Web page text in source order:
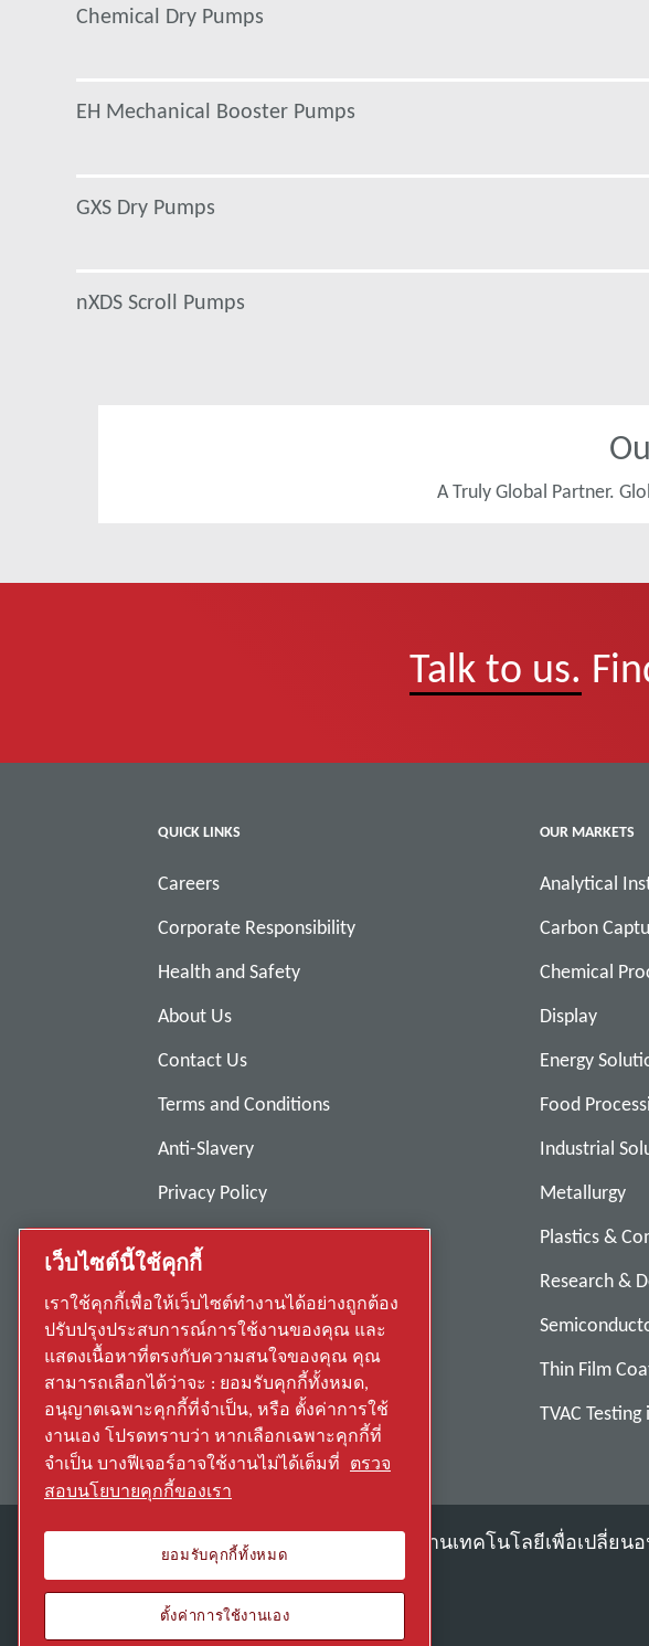
Chemical Dry Pumps
EH Mechanical Booster Pumps
GXS Dry Pumps
nXDS Scroll Pumps
A Truly Global Partner.
Talk to us.
QUICK LINKS
Careers
Corporate Responsibility
Health and Safety
About Us
Contact Us
Terms and Conditions
Anti-Slavery
Privacy Policy
Report Misconduct
Suppliers
Accessibility
OUR MARKETS
Analytical
Carbon
Chemical
Display
Energy
Food
Industrial
Metallurgy
Plastics &
Research &
Thin Film
TVAC
ค้นพบวิธีที่ Atlas Copco Group ใช้งานเทคโนโลยีเพื่อเปลี่ยน
ส่วนหนึ่งของ Atlas Copco Group
เว็บไซต์นี้ใช้คุกกี้
เราใช้คุกกี้เพื่อให้เว็บไซต์ทำงานได้อย่างถูกต้อง
ปรับปรุงประสบการณ์การใช้งานของคุณ และ
แสดงเนื้อหาที่ตรงกับความสนใจของคุณ คุณ
สามารถเลือกได้ว่าจะ : ยอมรับคุกกี้ทั้งหมด,
อนุญาตเฉพาะคุกกี้ที่จำเป็น, หรือ ตั้งค่าการใช้
งานเอง โปรดทราบว่า หากเลือกเฉพาะคุกกี้ที่
จำเป็น บางฟีเจอร์อาจใช้งานไม่ได้เต็มที่ ตรวจ
สอบนโยบายคุกกี้ของเรา
ยอมรับคุกกี้ทั้งหมด
ตั้งค่าการใช้งานเอง